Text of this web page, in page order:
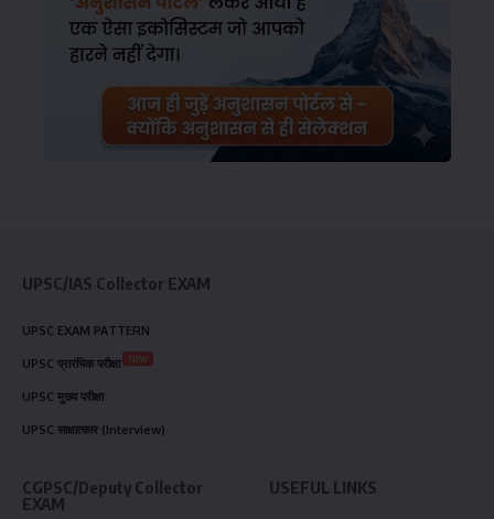
UPSC/IAS Collector EXAM
UPSC EXAM PATTERN
UPSC प्रारंभिक परीक्षा New
UPSC मुख्य परीक्षा
UPSC साक्षात्कार (Interview)
CGPSC/Deputy Collector
EXAM
USEFUL LINKS